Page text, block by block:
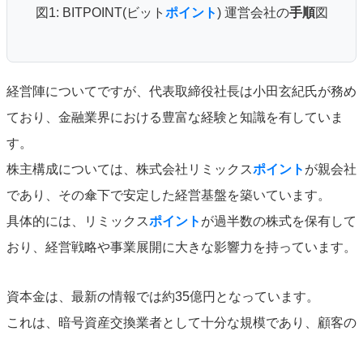
図1: BITPOINT(ビット ポイント) 運営会社の手順図
経営陣についてですが、代表取締役社長は小田玄紀氏が務め
ており、金融業界における豊富な経験と知識を有していま
す。
株主構成については、株式会社リミックスポイント が親会社
であり、その傘下で安定した経営基盤を築いています。
具体的には、リミックスポイント が過半数の株式を保有して
おり、経営戦略や事業展開に大きな影響力を持っています。
資本金は、最新の情報では約35億円となっています。
これは、暗号資産交換業者として十分な規模であり、顧客の